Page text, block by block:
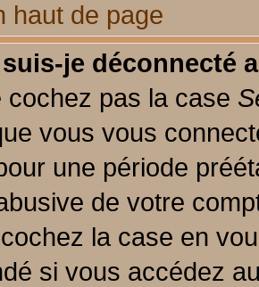
haut de page
je déconnecté
cochez pas la case
vous vous
une période
de votre
la case en
si vous accédez